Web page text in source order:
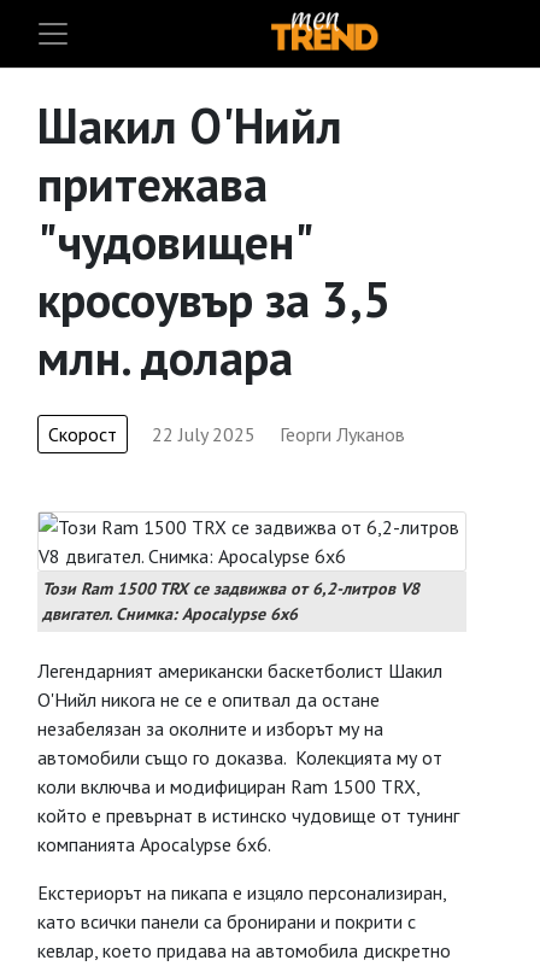
Шакил О'Нийл
притежава
"чудовищен"
кросоувър за 3,5
млн. долара
Скорост 22 July 2025 Георги Луканов
Този Ram 1500 TRX се задвижва от 6,2-литров V8
двигател. Снимка: Apocalypse 6x6
Легендарният американски баскетболист Шакил
О'Нийл никога не се е опитвал да остане
незабелязан за околните и изборът му на
автомобили също го доказва. Колекцията му от
коли включва и модифициран Ram 1500 TRX,
който е превърнат в истинско чудовище от тунинг
компанията Apocalypse 6x6.
Екстериорът на пикапа е изцяло персонализиран,
като всички панели са бронирани и покрити с
кевлар, което придава на автомобила дискретно